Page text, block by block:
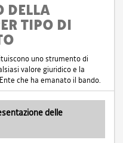
DELLA
TIPO DI
uno strumento di
valore giuridico e la
che ha emanato il bando.
delle